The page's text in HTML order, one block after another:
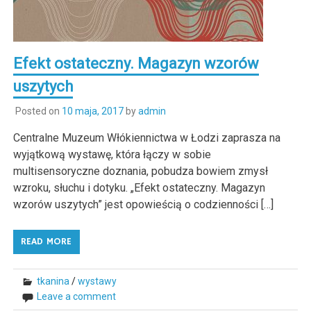
Efekt ostateczny. Magazyn wzorów
uszytych
Posted on 10 maja, 2017byadmin
Centralne Muzeum Włókiennictwa w Łodzi zaprasza na
wyjątkową wystawę, która łączy w sobie
multisensoryczne doznania, pobudza bowiem zmysł
wzroku, słuchu i dotyku. „Efekt ostateczny. Magazyn
wzorów uszytych” jest opowieścią o codzienności […]
READ MORE
tkanina/wystawy
Leave a comment